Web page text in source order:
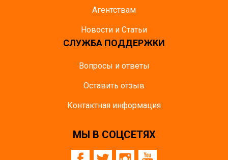
Агентствам
Новости и Статьи
СЛУЖБА ПОДДЕРЖКИ
Вопросы и ответы
Оставить отзыв
Контактная информация
МЫ В СОЦСЕТЯХ